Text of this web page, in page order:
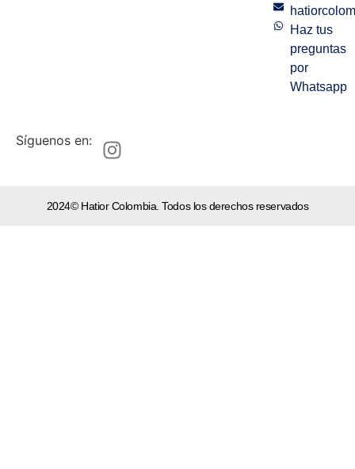
Haz tus
preguntas
por
Whatsapp
Síguenos en:
2024© Hatior Colombia. Todos los derechos reservados